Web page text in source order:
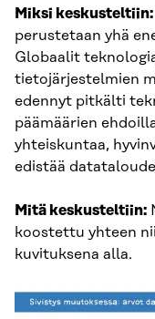
Miksi keskusteltiin:
perustetaan yhä
Globaalit
tietojärjestelmien
edennyt pitkälti
päämäärien
yhteiskuntaa,
edistää
Mitä keskusteltiin:
koostettu yhteen
kuvituksena alla.